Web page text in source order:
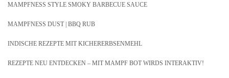
MAMPFNESS STYLE SMOKY BARBECUE SAUCE
MAMPFNESS DUST | BBQ RUB
INDISCHE REZEPTE MIT KICHERERBSENMEHL
REZEPTE NEU ENTDECKEN – MIT MAMPF BOT WIRDS INTERAKTIV!